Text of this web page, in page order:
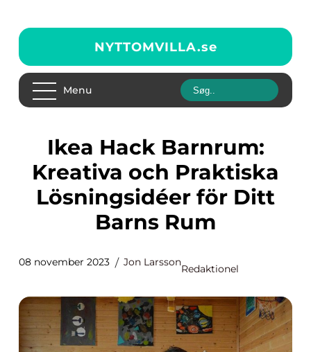
NYTTOMVILLA.se
Menu
Ikea Hack Barnrum:
Kreativa och Praktiska
Lösningsidéer för Ditt
Barns Rum
08 november 2023 Jon Larsson
Redaktionel